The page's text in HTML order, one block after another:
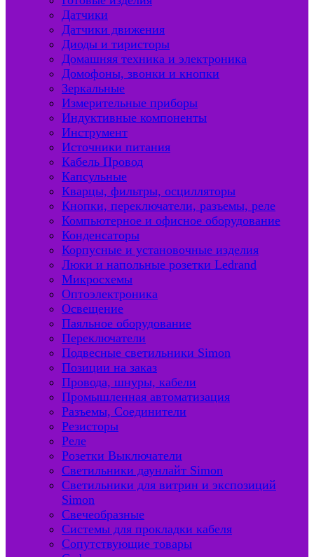
Датчики
Датчики движения
Диоды и тиристоры
Домашняя техника и электроника
Домофоны, звонки и кнопки
Зеркальные
Измерительные приборы
Индуктивные компоненты
Инструмент
Источники питания
Кабель Провод
Капсульные
Кварцы, фильтры, осцилляторы
Кнопки, переключатели, разъемы, реле
Компьютерное и офисное оборудование
Конденсаторы
Корпусные и установочные изделия
Люки и напольные розетки Ledrand
Микросхемы
Оптоэлектроника
Освещение
Паяльное оборудование
Переключатели
Подвесные светильники Simon
Позиции на заказ
Провода, шнуры, кабели
Промышленная автоматизация
Разъемы, Соединители
Резисторы
Реле
Розетки Выключатели
Светильники даунлайт Simon
Светильники для витрин и экспозиций
Simon
Свечеобразные
Системы для прокладки кабеля
Сопутствующие товары